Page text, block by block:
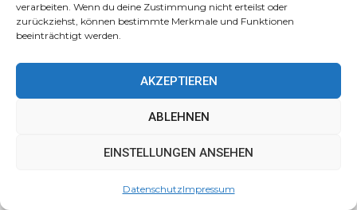
verarbeiten. Wenn du deine Zustimmung nicht erteilst oder
zurückziehst, können bestimmte Merkmale und Funktionen
beeinträchtigt werden.
AKZEPTIEREN
ABLEHNEN
EINSTELLUNGEN ANSEHEN
DatenschutzImpressum
Verkehrsdaten als Goldgrube – Wie Mobilitäts-
Startups…
Okt. 5, 2025
KI-Navigations-Apps testen Echtzeit-Werbung
Autonome Fahrtaxis mit eingebauten
Werbebildschirmen –…
verbessern. Wir gehen davon aus, dass Sie damit
Akzeptieren Mehr erfahren